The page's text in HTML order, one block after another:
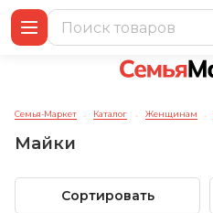
Семья-Маркет → Каталог → Женщинам →
Майки
Сортировать